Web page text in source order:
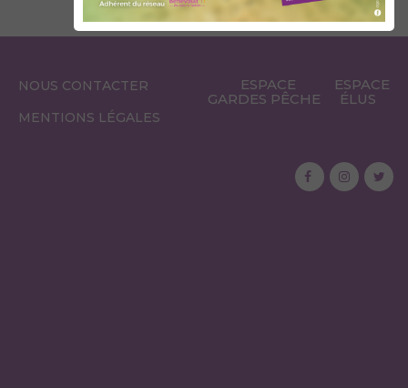
NOUS CONTACTER
MENTIONS LÉGALES
ESPACE
GARDES PÊCHE
ESPACE
ÉLUS